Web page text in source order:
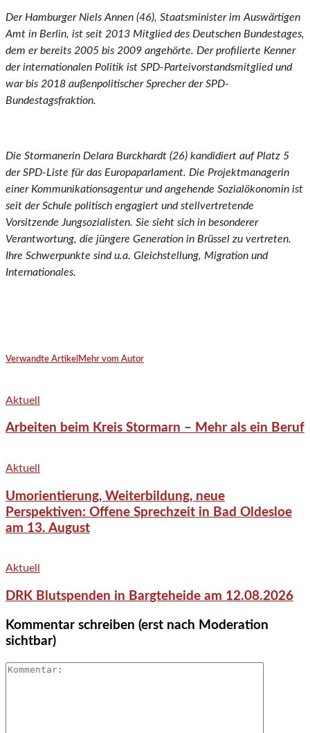
Der Hamburger Niels Annen (46), Staatsminister im Auswärtigen
Amt in Berlin, ist seit 2013 Mitglied des Deutschen Bundestages,
dem er bereits 2005 bis 2009 angehörte. Der profilierte Kenner
der internationalen Politik ist SPD-Parteivorstandsmitglied und
war bis 2018 außenpolitischer Sprecher der SPD-
Bundestagsfraktion.
Die Stormanerin Delara Burckhardt (26) kandidiert auf Platz 5
der SPD-Liste für das Europaparlament. Die Projektmanagerin
einer Kommunikationsagentur und angehende Sozialökonomin ist
seit der Schule politisch engagiert und stellvertretende
Vorsitzende Jungsozialisten. Sie sieht sich in besonderer
Verantwortung, die jüngere Generation in Brüssel zu vertreten.
Ihre Schwerpunkte sind u.a. Gleichstellung, Migration und
Internationales.
Verwandte Artikel Mehr vom Autor
Aktuell
Arbeiten beim Kreis Stormarn – Mehr als ein Beruf
Aktuell
Umorientierung, Weiterbildung, neue
Perspektiven: Offene Sprechzeit in Bad Oldesloe
am 13. August
Aktuell
DRK Blutspenden in Bargteheide am 12.08.2026
Kommentar schreiben (erst nach Moderation
sichtbar)